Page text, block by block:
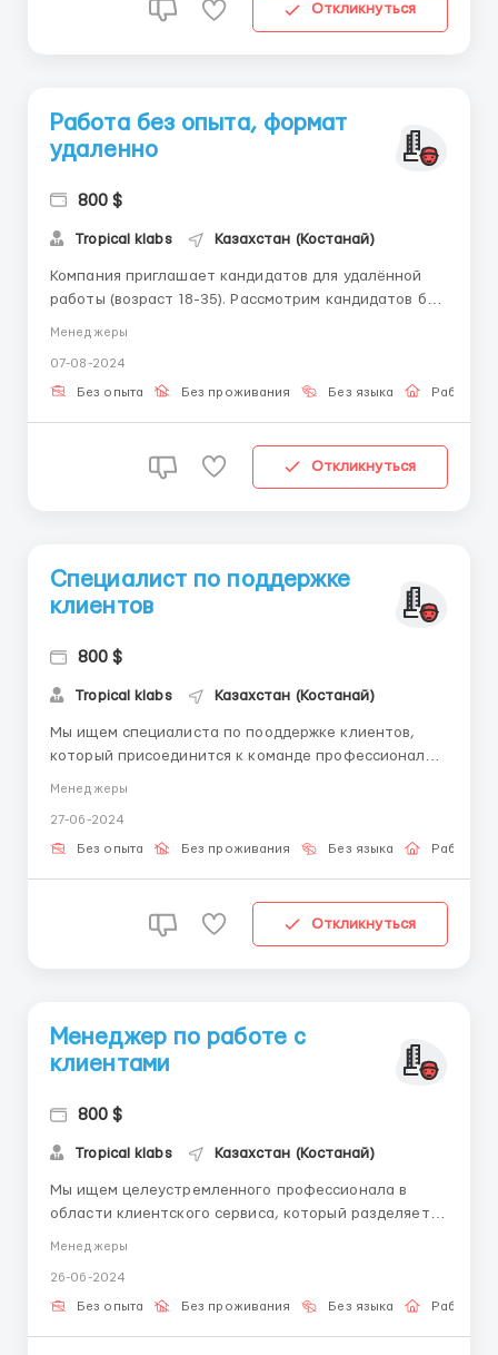
Откликнуться
Работа без опыта, формат
удаленно
800 $
Tropical klabs Казахстан (Костанай)
Компания приглашает кандидатов для удалённой
работы (возраст 18-35). Рассмотрим кандидатов без
ваши обязанности входит: 1. Обеспечение
высококачественного обслуживания клиентов через
Менеджеры
07-08-2024
Без опыта Без проживания Без языка Работа
Откликнуться
Специалист по поддержке
клиентов
800 $
Tropical klabs Казахстан (Костанай)
Мы ищем специалиста по пооддержке клиентов,
который присоединится к команде профессионалов.
Обеспечение полного цикла обслуживания клиентов
с наивысшим качеством. 2. Организация
Менеджеры
27-06-2024
Без опыта Без проживания Без языка Работа
Откликнуться
Менеджер по работе с
клиентами
800 $
Tropical klabs Казахстан (Костанай)
Мы ищем целеустремленного профессионала в
области клиентского сервиса, который разделяет
любишь активное общение и готов к новым вызовам
– мы ждем тебя! Обязанности: - Активное ведение
Менеджеры
26-06-2024
Без опыта Без проживания Без языка Работа